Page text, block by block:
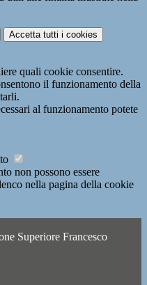
Accetta tutti i cookies
quali cookie consentire.
il funzionamento della
al funzionamento potete
non possono essere
nella pagina della cookie
Superiore Francesco